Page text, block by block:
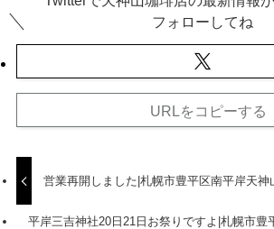
フォローしてね
URLをコピーする
営業再開しました|札幌市豊平区南平岸天神
平岸三吉神社20日21日お祭りですよ|札幌市豊